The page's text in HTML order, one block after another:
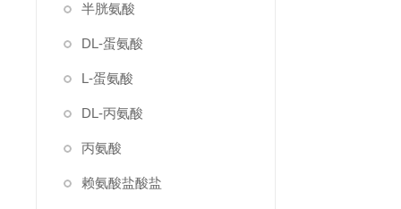
半胱氨酸
DL-蛋氨酸
L-蛋氨酸
DL-丙氨酸
丙氨酸
赖氨酸盐酸盐